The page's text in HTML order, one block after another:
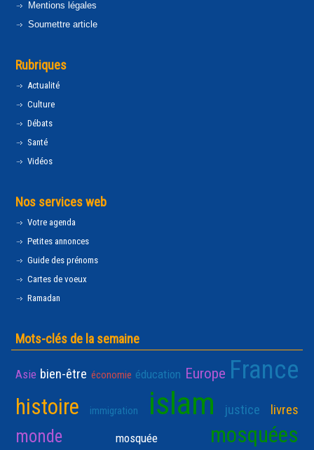
Mentions légales
Soumettre article
Rubriques
Actualité
Culture
Débats
Santé
Vidéos
Nos services web
Votre agenda
Petites annonces
Guide des prénoms
Cartes de voeux
Ramadan
Mots-clés de la semaine
Asie bien-être économie éducation Europe France
histoire immigration islam justice livres
monde mosquée mosquées